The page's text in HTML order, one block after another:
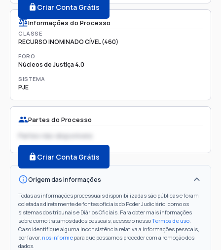
Criar Conta Grátis
Informações do Processo
CLASSE
RECURSO INOMINADO CÍVEL (460)
FORO
Núcleos de Justiça 4.0
SISTEMA
PJE
Partes do Processo
Partes não disponíveis
Criar Conta Grátis
Origem das informações
Todas as informações processuais disponibilizadas são públicas e foram
coletadas diretamente de fontes oficiais do Poder Judiciário, como os
sistemas dos tribunais e Diários Oficiais. Para obter mais informações
sobre como tratamos dados pessoais, acesse o nossoTermos de uso.
Caso identifique alguma inconsistência relativa a informações pessoais,
por favor, nos informe para que possamos proceder com a remoção dos
dados.